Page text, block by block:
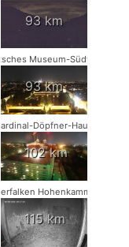
93 km
Museum-Südwest
93 km
Döpfner-Haus
102 km
Hohenkammer #1
115 km